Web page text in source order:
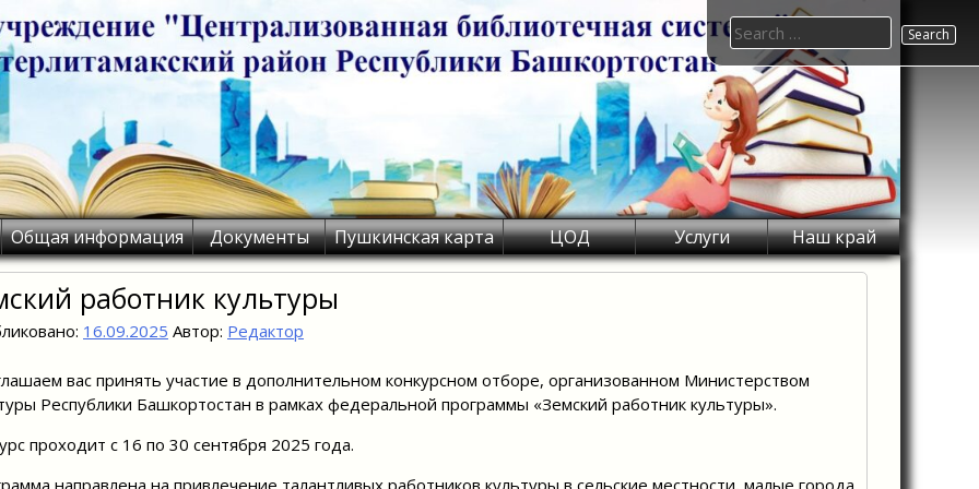
Общая информация Документы Пушкинская карта ЦОД Услуги Наш край
Search
for:
работник культуры
16.09.2025 Автор: Редактор
вас принять участие в дополнительном конкурсном отборе, организованном Министерством
Республики Башкортостан в рамках федеральной программы «Земский работник культуры».
проходит с 16 по 30 сентября 2025 года.
направлена на привлечение талантливых работников культуры в сельские местности, малые города